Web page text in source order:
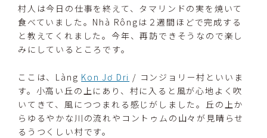
村人は今日の仕事を終えて、タマリンドの実を焼いて
食べていました。Nhà Rôngは２週間ほどで完成する
と教えてくれました。今年、再訪できそうなので楽し
みにしているところです。
ここは、Làng Kon Jơ Dri / コンジョリー村といいま
す。小高い丘の上にあり、村に入ると風が心地よく吹
いてきて、風につつまれる感じがしました。丘の上か
らゆるやかな川の流れやコントゥムの山々が見晴らせ
るうつくしい村です。